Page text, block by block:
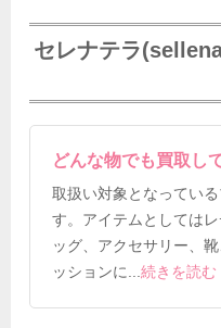
セレナテラ
どんな物でも買取し
取扱い対象となってい
す。アイテムとしては
ッグ、アクセサリー、
ッションに...続きを読む